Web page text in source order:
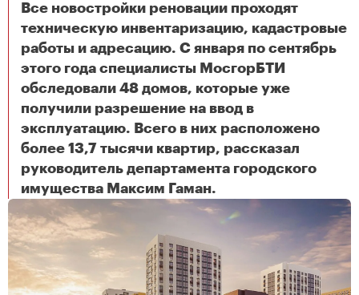
Все новостройки реновации проходят
техническую инвентаризацию, кадастровые
работы и адресацию. С января по сентябрь
этого года специалисты МосгорБТИ
обследовали 48 домов, которые уже
получили разрешение на ввод в
эксплуатацию. Всего в них расположено
более 13,7 тысячи квартир, рассказал
руководитель департамента городского
имущества Максим Гаман.